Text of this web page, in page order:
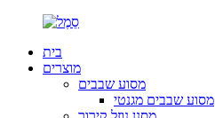
בית
מוצרים
מסוע שבבים
מסוע שבבים מגנטי